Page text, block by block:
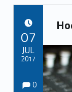
07
JUL
2017
Comments:
0